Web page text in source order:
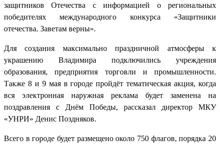
защитников Отечества с информацией о региональных
победителях международного конкурса «Защитники
отечества. Заветам верны».
Для создания максимально праздничной атмосферы к
украшению Владимира подключились учреждения
образования, предприятия торговли и промышленности.
Также 8 и 9 мая в городе пройдёт тематическая акция, когда
вся электронная наружная реклама будет заменена на
поздравления с Днём Победы, рассказал директор МКУ
«УНРИ» Денис Поздняков.
Всего в городе будет размещено около 750 флагов, порядка 20